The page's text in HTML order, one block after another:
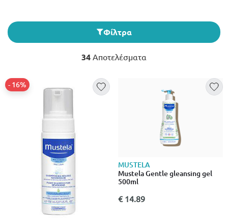
Φίλτρα
34 Αποτελέσματα
- 16%
MUSTELA
Mustela Gentle gleansing gel
500ml
€ 14.89